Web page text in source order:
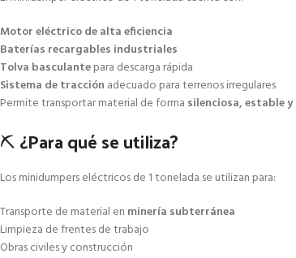
Motor eléctrico de alta eficiencia
Baterías recargables industriales
Tolva basculantepara descarga rápida
Sistema de tracción adecuado para terrenos irregulares
Permite transportar material de forma silenciosa, estable
⛏️ ¿Para qué se utiliza?
Los minidumpers eléctricos de 1 tonelada se utilizan para:
Transporte de material en minería subterránea
Limpieza de frentes de trabajo
Obras civiles y construcción